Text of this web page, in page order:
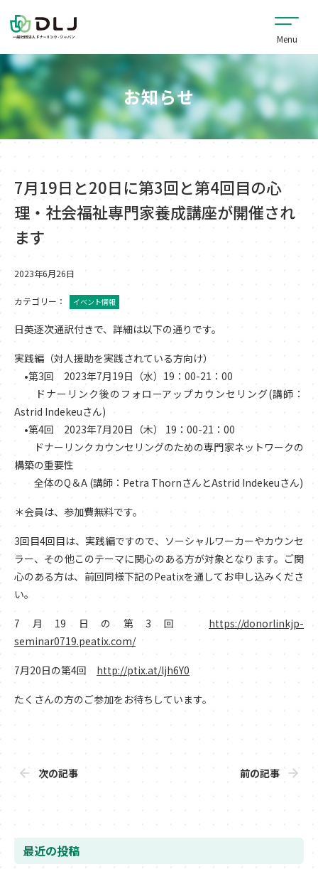
お知らせ
7月19日と20日に第3回と第4回目の心
理・社会福祉専門家養成講座が開催され
ます
2023年6月26日
カテゴリー： イベント情報
日英逐次通訳付きで、詳細は以下の通りです。
実践編（対人援助を実践されている方向け）
•第3回 2023年7月19日（水）19：00-21：00
ドナーリンク後のフォローアップカウンセリング(講師：
Astrid Indekeuさん)
•第4回 2023年7月20日（木） 19：00-21：00
ドナーリンクカウンセリングのための専門家ネットワークの
構築の重要性
全体のQ＆A (講師：Petra ThornさんとAstrid Indekeuさん)
＊会員は、参加費無料です。
3回目4回目は、実践編ですので、ソーシャルワーカーやカウンセ
ラー、その他このテーマに関心のある方が対象となります。ご関
心のある方は、前回同様下記のPeatixを通してお申し込みくださ
い。
7月19日の第3回 https://donorlinkjp-
seminar0719.peatix.com/
7月20日の第4回 http://ptix.at/ljh6Y0
たくさんの方のご参加をお待ちしています。
次の記事 前の記事
最近の投稿